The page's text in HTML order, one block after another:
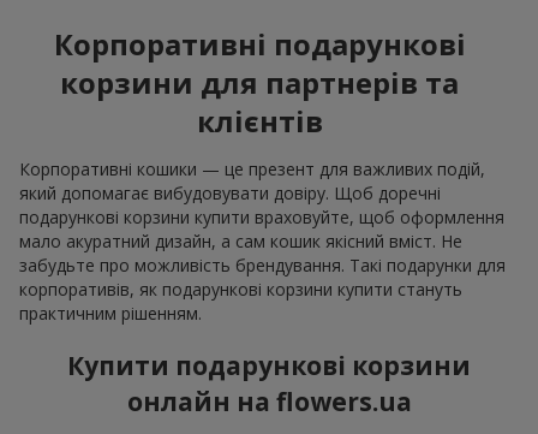
Корпоративні подарункові
корзини для партнерів та
клієнтів
Корпоративні кошики — це презент для важливих подій,
який допомагає вибудовувати довіру. Щоб доречні
подарункові корзини купити враховуйте, щоб оформлення
мало акуратний дизайн, а сам кошик якісний вміст. Не
забудьте про можливість брендування. Такі подарунки для
корпоративів, як подарункові корзини купити стануть
практичним рішенням.
Купити подарункові корзини
онлайн на flowers.ua